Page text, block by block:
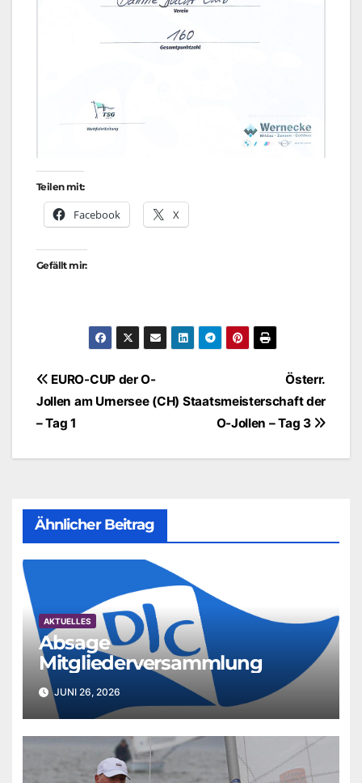
Teilen mit:
Facebook X
Gefällt mir:
Beitragsnavigation
Österr.
Staatsmeisterschaft der
O-Jollen – Tag 3
EURO-CUP der O-
Jollen am Urnersee (CH)
– Tag 1
Ähnlicher Beitrag
AKTUELLES
Absage
Mitgliederversammlung
JUNI 26, 2026